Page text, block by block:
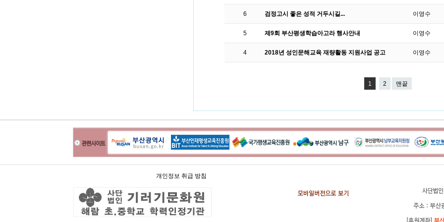
6 검정고시 좋은 성적 거두시길... 이영수
5 제9회 부산평생학습아고라 행사안내 이영수
4 2018년 성인문해교육 재량활동 지원사업 공고 이영수
1 2 맨끝
개인정보 취급 방침